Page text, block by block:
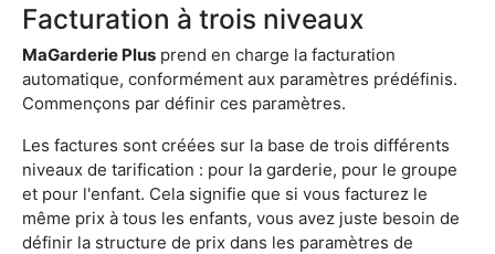
Facturation à trois niveaux
MaGarderie Plusprend en charge la facturation
automatique, conformément aux paramètres prédéfinis.
Commençons par définir ces paramètres.
Les factures sont créées sur la base de trois différents
niveaux de tarification : pour la garderie, pour le groupe
et pour l'enfant. Cela signifie que si vous facturez le
même prix à tous les enfants, vous avez juste besoin de
définir la structure de prix dans les paramètres de